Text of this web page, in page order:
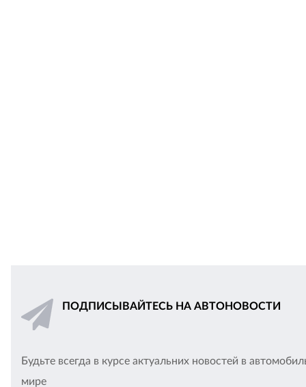
ПОДПИСЫВАЙТЕСЬ НА АВТОНОВОСТИ
Будьте всегда в курсе актуальних новостей в
мире